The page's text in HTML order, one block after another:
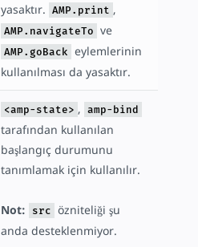
yasaktır. AMP.print ,
AMP.navigateTo ve
AMP.goBack eylemlerinin
kullanılması da yasaktır.
<amp-state> , amp-bind
tarafından kullanılan
başlangıç durumunu
tanımlamak için kullanılır.
Not: src özniteliği şu
anda desteklenmiyor.